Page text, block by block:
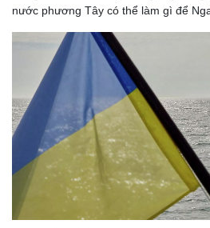
nước phương Tây có thể làm gì để